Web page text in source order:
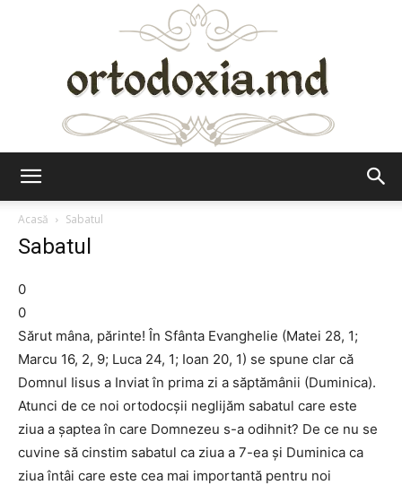
Acasă
Sabatul
Sabatul
0
0
Sărut mâna, părinte! În Sfânta Evanghelie (Matei 28, 1;
Marcu 16, 2, 9; Luca 24, 1; Ioan 20, 1) se spune clar că
Domnul Iisus a Inviat în prima zi a săptămânii (Duminica).
Atunci de ce noi ortodocşii neglijăm sabatul care este
ziua a şaptea în care Domnezeu s-a odihnit? De ce nu se
cuvine să cinstim sabatul ca ziua a 7-ea şi Duminica ca
ziua întâi care este cea mai importantă pentru noi